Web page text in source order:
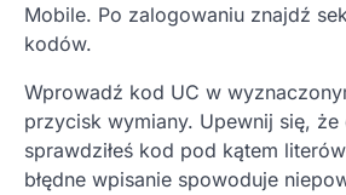
Mobile. Po zalogowaniu znajdź
kodów.
Wprowadź kod UC w
przycisk wymiany. Upewnij się, że
sprawdziłeś kod pod kątem
błędne wpisanie spowoduje